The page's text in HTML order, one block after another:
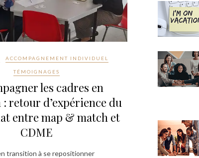
ACCOMPAGNEMENT INDIVIDUEL
TÉMOIGNAGES
les cadres en
retour d’expérience du
entre map & match et
CDME
transition à se repositionner